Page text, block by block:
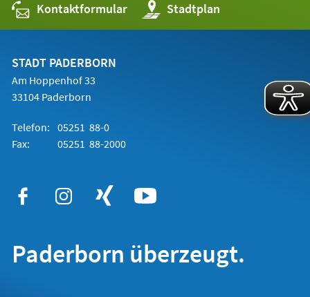
Kontaktformular Stadtplan
(Öffnet
in
einem
STADT PADERBORN
Am Hoppenhof 33
33104 Paderborn
Telefon: 05251 88-0
Fax:
05251 88-2000
Paderborn überzeugt.